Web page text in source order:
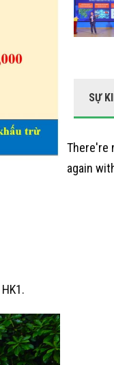
SỰ
There're
again